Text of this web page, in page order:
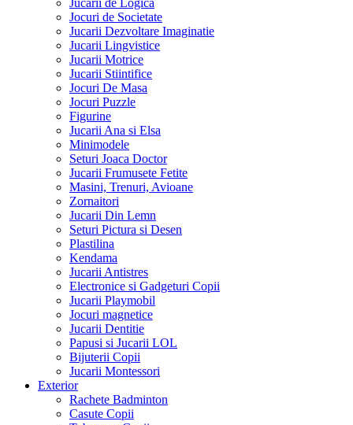
Jucarii de Logica
Jocuri de Societate
Jucarii Dezvoltare Imaginatie
Jucarii Lingvistice
Jucarii Motrice
Jucarii Stiintifice
Jocuri De Masa
Jocuri Puzzle
Figurine
Jucarii Ana si Elsa
Minimodele
Seturi Joaca Doctor
Jucarii Frumusete Fetite
Masini, Trenuri, Avioane
Zornaitori
Jucarii Din Lemn
Seturi Pictura si Desen
Plastilina
Kendama
Jucarii Antistres
Electronice si Gadgeturi Copii
Jucarii Playmobil
Jocuri magnetice
Jucarii Dentitie
Papusi si Jucarii LOL
Bijuterii Copii
Jucarii Montessori
Exterior
Rachete Badminton
Casute Copii